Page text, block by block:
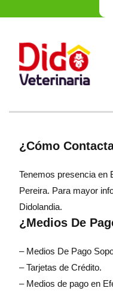
¿Cómo
Tenemos presencia en
Pereira. Para mayor
Didolandia.
¿Medios De
– Medios De Pago
– Tarjetas de Crédito.
– Medios de pago en